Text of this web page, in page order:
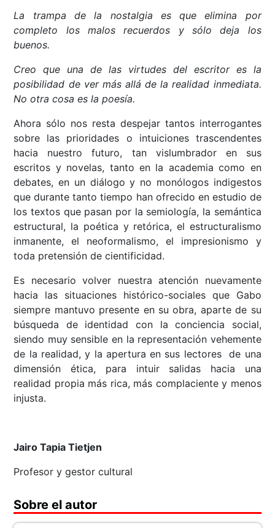
La trampa de la nostalgia es que elimina por
completo los malos recuerdos y sólo deja los
buenos.
Creo que una de las virtudes del escritor es la
posibilidad de ver más allá de la realidad inmediata.
No otra cosa es la poesía.
Ahora sólo nos resta despejar tantos interrogantes
sobre las prioridades o intuiciones trascendentes
hacia nuestro futuro, tan vislumbrador en sus
escritos y novelas, tanto en la academia como en
debates, en un diálogo y no monólogos indigestos
que durante tanto tiempo han ofrecido en estudio de
los textos que pasan por la semiología, la semántica
estructural, la poética y retórica, el estructuralismo
inmanente, el neoformalismo, el impresionismo y
toda pretensión de cientificidad.
Es necesario volver nuestra atención nuevamente
hacia las situaciones histórico-sociales que Gabo
siempre mantuvo presente en su obra, aparte de su
búsqueda de identidad con la conciencia social,
siendo muy sensible en la representación vehemente
de la realidad, y la apertura en sus lectores de una
dimensión ética, para intuir salidas hacia una
realidad propia más rica, más complaciente y menos
injusta.
Jairo Tapia Tietjen
Profesor y gestor cultural
Sobre el autor